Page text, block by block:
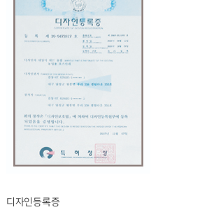
디자인등록증